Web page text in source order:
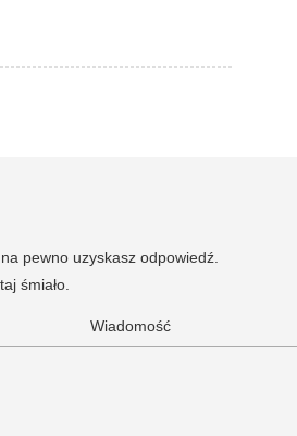
pewno uzyskasz odpowiedź.
śmiało.
Wiadomość